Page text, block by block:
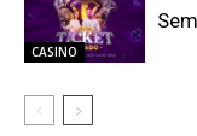
CASINO